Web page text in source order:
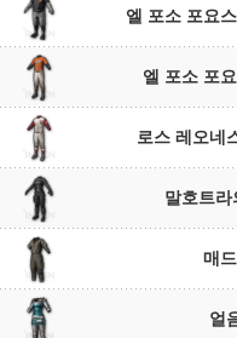
엘 포소 포요
엘 포소 포
로스 레오네
말호트
매
얼